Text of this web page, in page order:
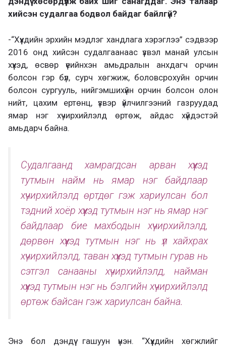
хийсэн судалгаа бодвол байдаг байлгүй?
-“Хүүхдийн эрхийн мэдлэг хандлага хэрэглээ” сэдвээр
2016 онд хийсэн судалгаанаас үзвэл манай улсын
хүүхэд, өсвөр үеийнхэн амьдралын анхдагч орчин
болсон гэр бүл, сурч хөгжиж, боловсрохуйн орчин
болсон сургууль, нийгэмшихүйн орчин болсон олон
нийт, цахим ертөнц, үзвэр үйлчилгээний газруудад
ямар нэг хүчирхийлэлд өртөж, айдас хүйдэстэй
амьдарч байна.
Судалгаанд хамрагдсан арван хүүхэд
тутмын найм нь ямар нэг байдлаар
хүчирхийлэлд өртдөг гэж хариулсан бол
тэдний хоёр хүүхэд тутмын нэг нь ямар нэг
байдлаар бие махбодын хүчирхийлэлд,
дөрвөн хүүхэд тутмын нэг нь үл хайхрах
хүчирхийлэлд, таван хүүхэд тутмын гурав нь
сэтгэл санааны хүчирхийлэлд, найман
хүүхэд тутмын нэг нь бэлгийн хүчирхийлэлд
өртөж байсан гэж хариулсан байна.
Энэ бол дэндүү гашуун үнэн. “Хүүхдийн хөгжлийг